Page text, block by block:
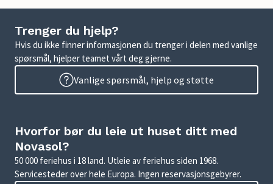
Trenger du hjelp?
Hvis du ikke finner informasjonen du trenger i delen med vanlige
spørsmål, hjelper teamet vårt deg gjerne.
Vanlige spørsmål, hjelp og støtte
Hvorfor bør du leie ut huset ditt med
Novasol?
50 000 feriehus i 18 land. Utleie av feriehus siden 1968.
Servicesteder over hele Europa. Ingen reservasjonsgebyrer.